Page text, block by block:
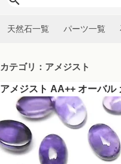
天然石一覧 パーツ一覧
カテゴリ：アメジスト
アメジスト AA++ オーバル